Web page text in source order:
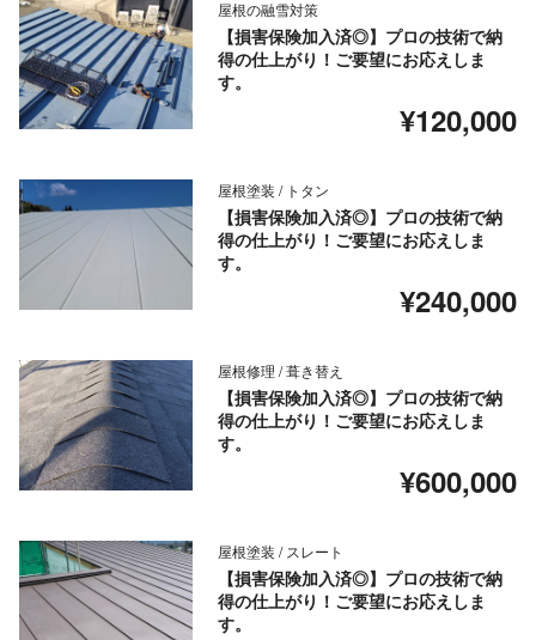
屋根の融雪対策
【損害保険加入済◎】プロの技術で納
得の仕上がり！ご要望にお応えしま
す。
¥120,000
屋根塗装 / トタン
【損害保険加入済◎】プロの技術で納
得の仕上がり！ご要望にお応えしま
す。
¥240,000
屋根修理 / 葺き替え
【損害保険加入済◎】プロの技術で納
得の仕上がり！ご要望にお応えしま
す。
¥600,000
屋根塗装 / スレート
【損害保険加入済◎】プロの技術で納
得の仕上がり！ご要望にお応えしま
す。